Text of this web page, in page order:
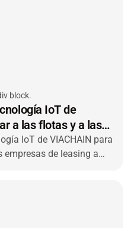
block.
IoT de
a las flotas y a las
aumentar el valor de
IoT de VIACHAIN para
de leasing a